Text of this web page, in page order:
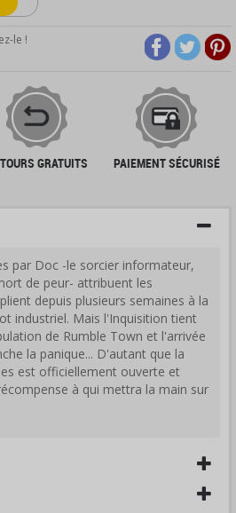
le !
GRATUITS PAIEMENT SÉCURISÉ
par Doc -le sorcier informateur,
de peur- attribuent les
depuis plusieurs semaines à la
industriel. Mais l'Inquisition tient
de Rumble Town et l'arrivée
la panique... D'autant que la
est officiellement ouverte et
à qui mettra la main sur